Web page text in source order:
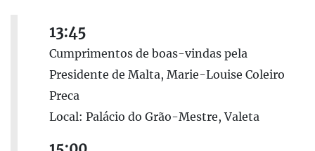
13:45
Cumprimentos de boas-vindas pela
Presidente de Malta, Marie-Louise Coleiro
Preca
Local: Palácio do Grão-Mestre, Valeta